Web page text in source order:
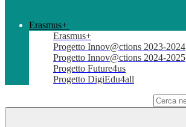
Erasmus+
Erasmus+
Progetto Innov@ctions 2023-2024
Progetto Innov@ctions 2024-2025
Progetto Future4us
Progetto DigiEdu4all